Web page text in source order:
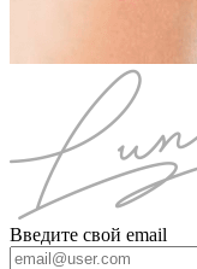
Введите свой email